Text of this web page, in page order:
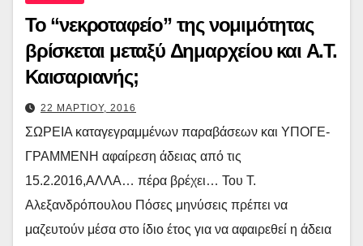
Το “νεκροταφείο” της νομιμότητας
βρίσκεται μεταξύ Δημαρχείου και Α.Τ.
Καισαριανής;
22 ΜΑΡΤΙΟΥ, 2016
ΣΩΡΕΙΑ καταγεγραμμένων παραβάσεων και ΥΠΟΓΕ-
ΓΡΑΜΜΕΝΗ αφαίρεση άδειας από τις
15.2.2016,ΑΛΛΑ… πέρα βρέχει… Του Τ.
Αλεξανδρόπουλου Πόσες μηνύσεις πρέπει να
μαζευτούν μέσα στο ίδιο έτος για να αφαιρεθεί η άδεια